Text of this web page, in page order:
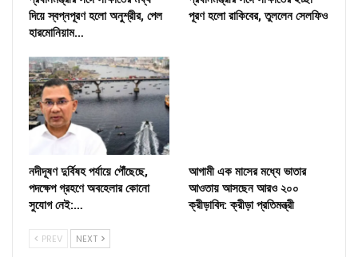
দিয়ে স্বপ্নপূরণ হলো অনুশ্রীর, পেল
হারমোনিয়াম…
পূরণ হলো রাকিবের, তুললেন সেলফিও
নদীদূষণ দুর্বিষহ পর্যায়ে পৌঁছেছে,
পদক্ষেপ গ্রহণে অবহেলার কোনো
সুযোগ নেই:…
আগামী এক মাসের মধ্যে ভাতার
আওতায় আসছেন আরও ২০০
ক্রীড়াবিদ: ক্রীড়া প্রতিমন্ত্রী
PREV NEXT